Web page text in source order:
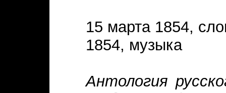
15 марта 1854,
1854, музыка
Антология